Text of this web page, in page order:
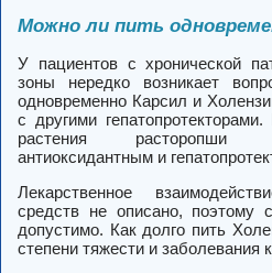
Можно ли пить
У пациентов с хронической
зоны нередко возникает
одновременно Карсил и
с другими
растения расторопши
антиоксидантным и
Лекарственное
средств не описано, поэтому
допустимо. Как долго пить
степени тяжести и заболевания